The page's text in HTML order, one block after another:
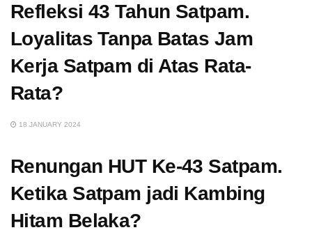
Refleksi 43 Tahun Satpam.
Loyalitas Tanpa Batas Jam
Kerja Satpam di Atas Rata-
Rata?
18 JANUARY 2024
Renungan HUT Ke-43 Satpam.
Ketika Satpam jadi Kambing
Hitam Belaka?